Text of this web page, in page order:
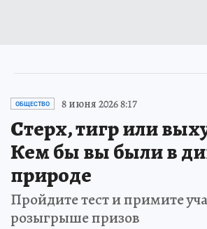
ОБЩЕСТВО 8 июня 2026 8:17
Стерх, тигр или
Кем бы вы были в
природе
Пройдите тест и примите
розыгрыше призов